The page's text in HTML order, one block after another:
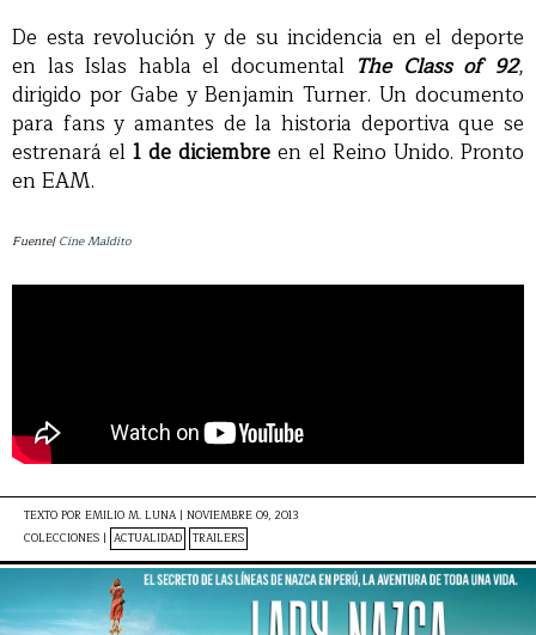
De esta revolución y de su incidencia en el deporte
en las Islas habla el documental The Class of 92,
dirigido por Gabe y Benjamin Turner. Un documento
para fans y amantes de la historia deportiva que se
estrenará el 1 de diciembre en el Reino Unido. Pronto
en EAM.
Fuente|Cine Maldito
TEXTO POR EMILIO M. LUNA | NOVIEMBRE 09, 2013
COLECCIONES | ACTUALIDAD TRAILERS